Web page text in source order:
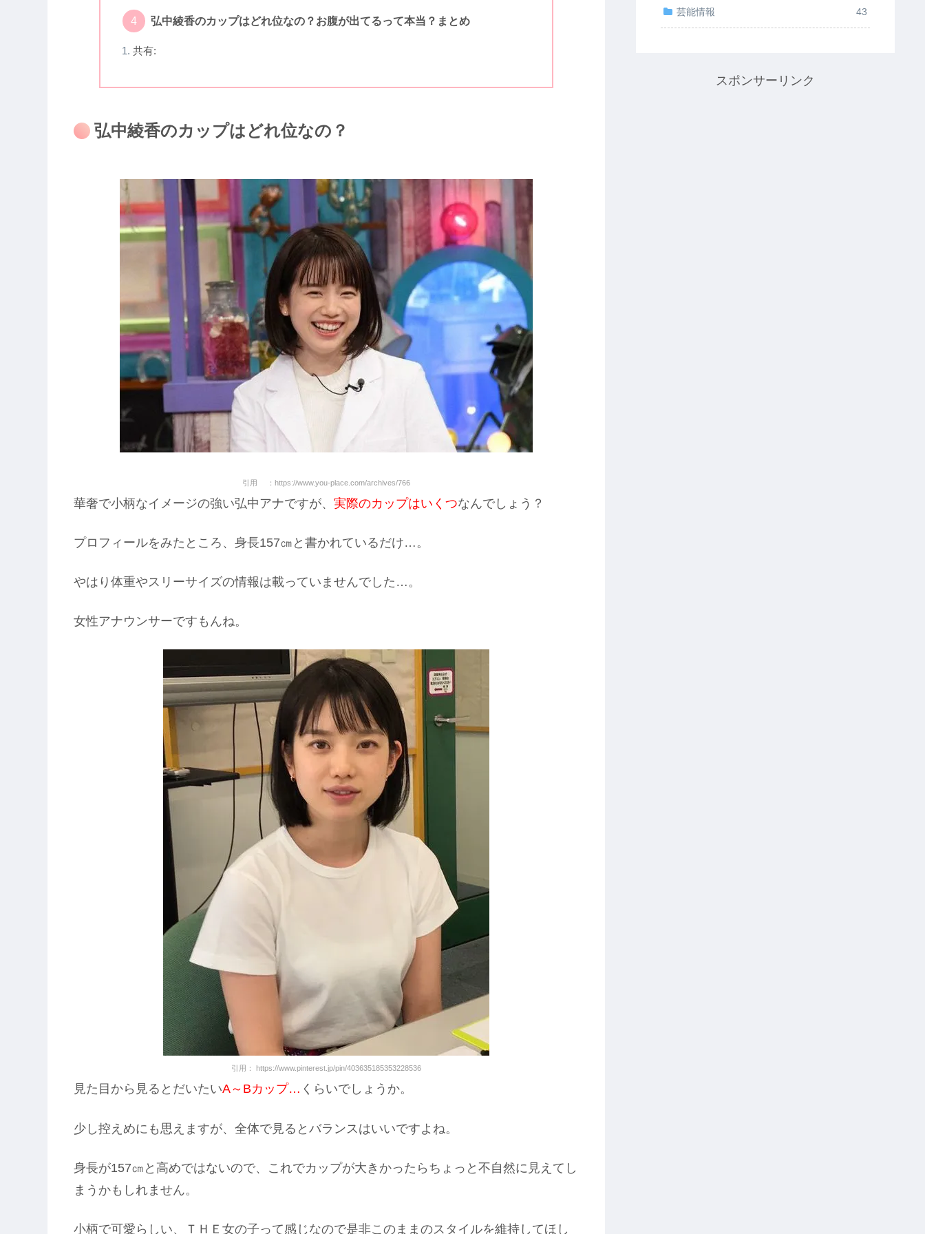
弘中綾香のカップはどれ位なの？お腹が出てるって本当？まとめ
共有:
弘中綾香のカップはどれ位なの？
引用 ：https://www.you-place.com/archives/766
華奢で小柄なイメージの強い弘中アナですが、 実際のカップはいくつなんでしょう？
プロフィールをみたところ、身長157㎝と書かれているだけ…。
やはり体重やスリーサイズの情報は載っていませんでした…。
女性アナウンサーですもんね。
引用： https://www.pinterest.jp/pin/403635185353228536
見た目から見るとだいたいA～Bカップ… くらいでしょうか。
少し控えめにも思えますが、全体で見るとバランスはいいですよね。
身長が157㎝と高めではないので、これでカップが大きかったらちょっと不自然に見えてし
まうかもしれません。
小柄で可愛らしい、ＴＨＥ女の子って感じなので是非このままのスタイルを維持してほし
芸能情報 43
スポンサーリンク